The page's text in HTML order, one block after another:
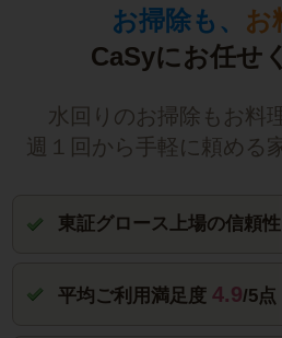
お掃除も、 お
CaSyにお任せ
水回りのお掃除もお料
週１回から手軽に頼める
東証グロース上場の信頼性
平均ご利用満足度 4.9/5点